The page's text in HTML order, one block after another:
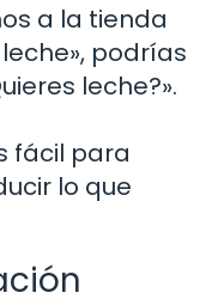
a la tienda
podrías
leche?».
fácil para
lo que